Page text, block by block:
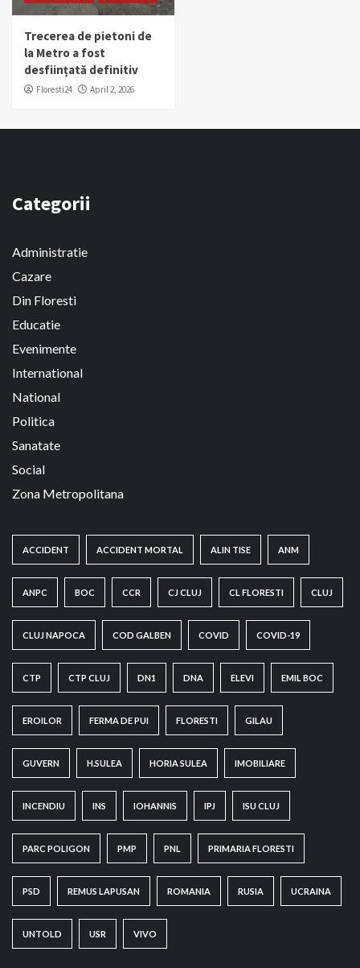
Trecerea de pietoni de
la Metro a fost
desființată definitiv
Floresti24 April 2, 2026
Categorii
Administratie
Cazare
Din Floresti
Educatie
Evenimente
International
National
Politica
Sanatate
Social
Zona Metropolitana
ACCIDENT ACCIDENT MORTAL ALIN TISE ANM
ANPC BOC CCR CJ CLUJ CL FLORESTI CLUJ
CLUJ NAPOCA COD GALBEN COVID COVID-19
CTP CTP CLUJ DN1 DNA ELEVI EMIL BOC
EROILOR FERMA DE PUI FLORESTI GILAU
GUVERN H.SULEA HORIA SULEA IMOBILIARE
INCENDIU INS IOHANNIS IPJ ISU CLUJ
PARC POLIGON PMP PNL PRIMARIA FLORESTI
PSD REMUS LAPUSAN ROMANIA RUSIA UCRAINA
UNTOLD USR VIVO